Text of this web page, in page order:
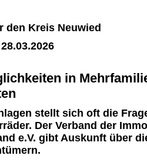
den Kreis Neuwied
in
stellt sich oft die
Der Verband der
e.V. gibt Auskunft über